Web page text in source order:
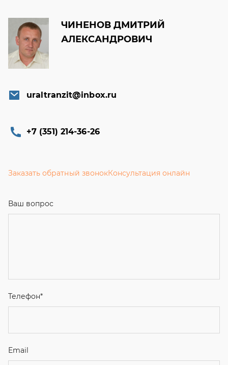
ЧИНЕНОВ ДМИТРИЙ
АЛЕКСАНДРОВИЧ
uraltranzit@inbox.ru
+7 (351) 214-36-26
Заказать обратный звонокКонсультация онлайн
Ваш вопрос